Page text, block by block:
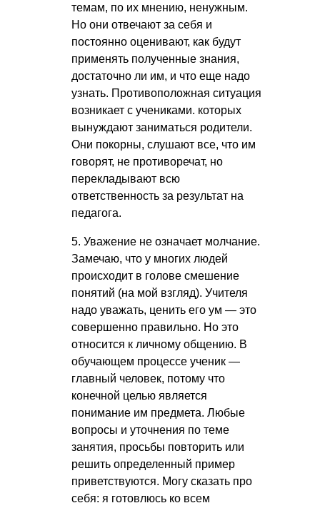
темам, по их мнению, ненужным.
Но они отвечают за себя и
постоянно оценивают, как будут
применять полученные знания,
достаточно ли им, и что еще надо
узнать. Противоположная ситуация
возникает с учениками. которых
вынуждают заниматься родители.
Они покорны, слушают все, что им
говорят, не противоречат, но
перекладывают всю
ответственность за результат на
педагога.
5. Уважение не означает молчание.
Замечаю, что у многих людей
происходит в голове смешение
понятий (на мой взгляд). Учителя
надо уважать, ценить его ум — это
совершенно правильно. Но это
относится к личному общению. В
обучающем процессе ученик —
главный человек, потому что
конечной целью является
понимание им предмета. Любые
вопросы и уточнения по теме
занятия, просьбы повторить или
решить определенный пример
приветствуются. Могу сказать про
себя: я готовлюсь ко всем